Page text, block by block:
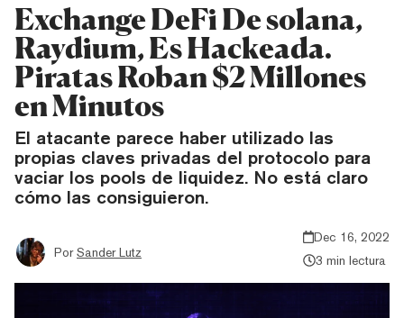
Exchange DeFi De solana,
Raydium, Es Hackeada.
Piratas Roban $2 Millones
en Minutos
El atacante parece haber utilizado las
propias claves privadas del protocolo para
vaciar los pools de liquidez. No está claro
cómo las consiguieron.
Por Sander Lutz
Dec 16, 2022
3 min lectura